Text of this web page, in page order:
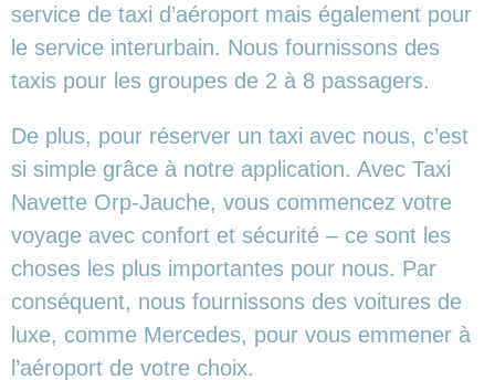
service de taxi d’aéroport mais également pour
le service interurbain. Nous fournissons des
taxis pour les groupes de 2 à 8 passagers.
De plus, pour réserver un taxi avec nous, c’est
si simple grâce à notre application. Avec Taxi
Navette Orp-Jauche, vous commencez votre
voyage avec confort et sécurité – ce sont les
choses les plus importantes pour nous. Par
conséquent, nous fournissons des voitures de
luxe, comme Mercedes, pour vous emmener à
l’aéroport de votre choix.